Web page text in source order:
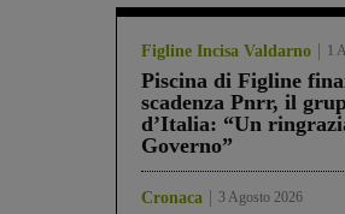
Figline Incisa Valdarno 1
Piscina di Figline
scadenza Pnrr, il
d’Italia: “Un
Governo”
Cronaca 3 Agosto 2026